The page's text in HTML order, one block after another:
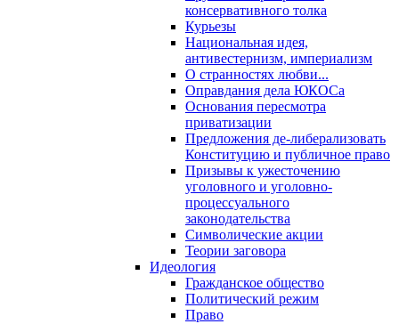
консервативного толка
Курьезы
Национальная идея,
антивестернизм, империализм
О странностях любви...
Оправдания дела ЮКОСа
Основания пересмотра
приватизации
Предложения де-либерализовать
Конституцию и публичное право
Призывы к ужесточению
уголовного и уголовно-
процессуального
законодательства
Символические акции
Теории заговора
Идеология
Гражданское общество
Политический режим
Право